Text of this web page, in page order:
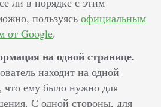
пользуясьофициальным
от Google.
на одной странице.
находит на одной
что ему было нужно для
С одной стороны, для